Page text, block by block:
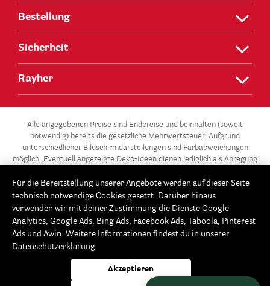
Bestellung
Sicherheit
Rayher
Alle angegebenen Preise sind Endpreise und beinhalten (soweit
notwendig) bereits die gesetzliche Mehrwertsteuer. Aufgrund
unterschiedlicher Bildschirmdarstellungen sind Farbabweichungen
möglich. Eventuell angezeigte Deko-Ideen dienen lediglich als Anregung
** Die 3 für 2-Aktion gilt für alle Artikel der Kategorie „Gießen –
Modellieren / Gießformen“ in unserem Onlineshop unter
www.Rayher.com. Ab 3 Gießformen im Warenkorb erhältst du die
günstigste Gießform gratis. Dieses Angebot potenziert sich im 3er-
gratis, ab 9 Gießformen erhältst du die 3 günstigsten gratis usw. Der
Rabatt wird automatisch beim Bestellvorgang im Warenkorb
abgezogen. Keine Barauszahlung möglich. Fällt die Anzahl der
Für die Bereitstellung unserer Angebote werden auf dieser Seite
technisch notwendige Cookies gesetzt. Darüber hinaus
verwenden wir mit deiner Zustimmung die Dienste Google
Analytics, Google Ads, Bing Ads, Facebook Ads, Taboola, Pinterest
Ads und Awin. Weitere Informationen findest du in unserer
Datenschutzerklärung
Akzeptieren